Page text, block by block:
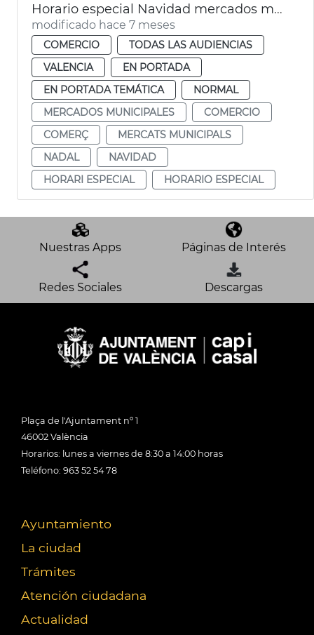
Horario especial Navidad mercados municipales València
modificado hace 7 meses
COMERCIO
TODAS LAS AUDIENCIAS
VALENCIA
EN PORTADA
EN PORTADA TEMÁTICA
NORMAL
MERCADOS MUNICIPALES
COMERCIO
COMERÇ
MERCATS MUNICIPALS
NADAL
NAVIDAD
HORARI ESPECIAL
HORARIO ESPECIAL
Nuestras Apps Páginas de Interés
Redes Sociales Descargas
Plaça de l'Ajuntament nº 1
46002 València
Horarios: lunes a viernes de 8:30 a 14:00 horas
Teléfono: 963 52 54 78
Ayuntamiento
La ciudad
Trámites
Atención ciudadana
Actualidad